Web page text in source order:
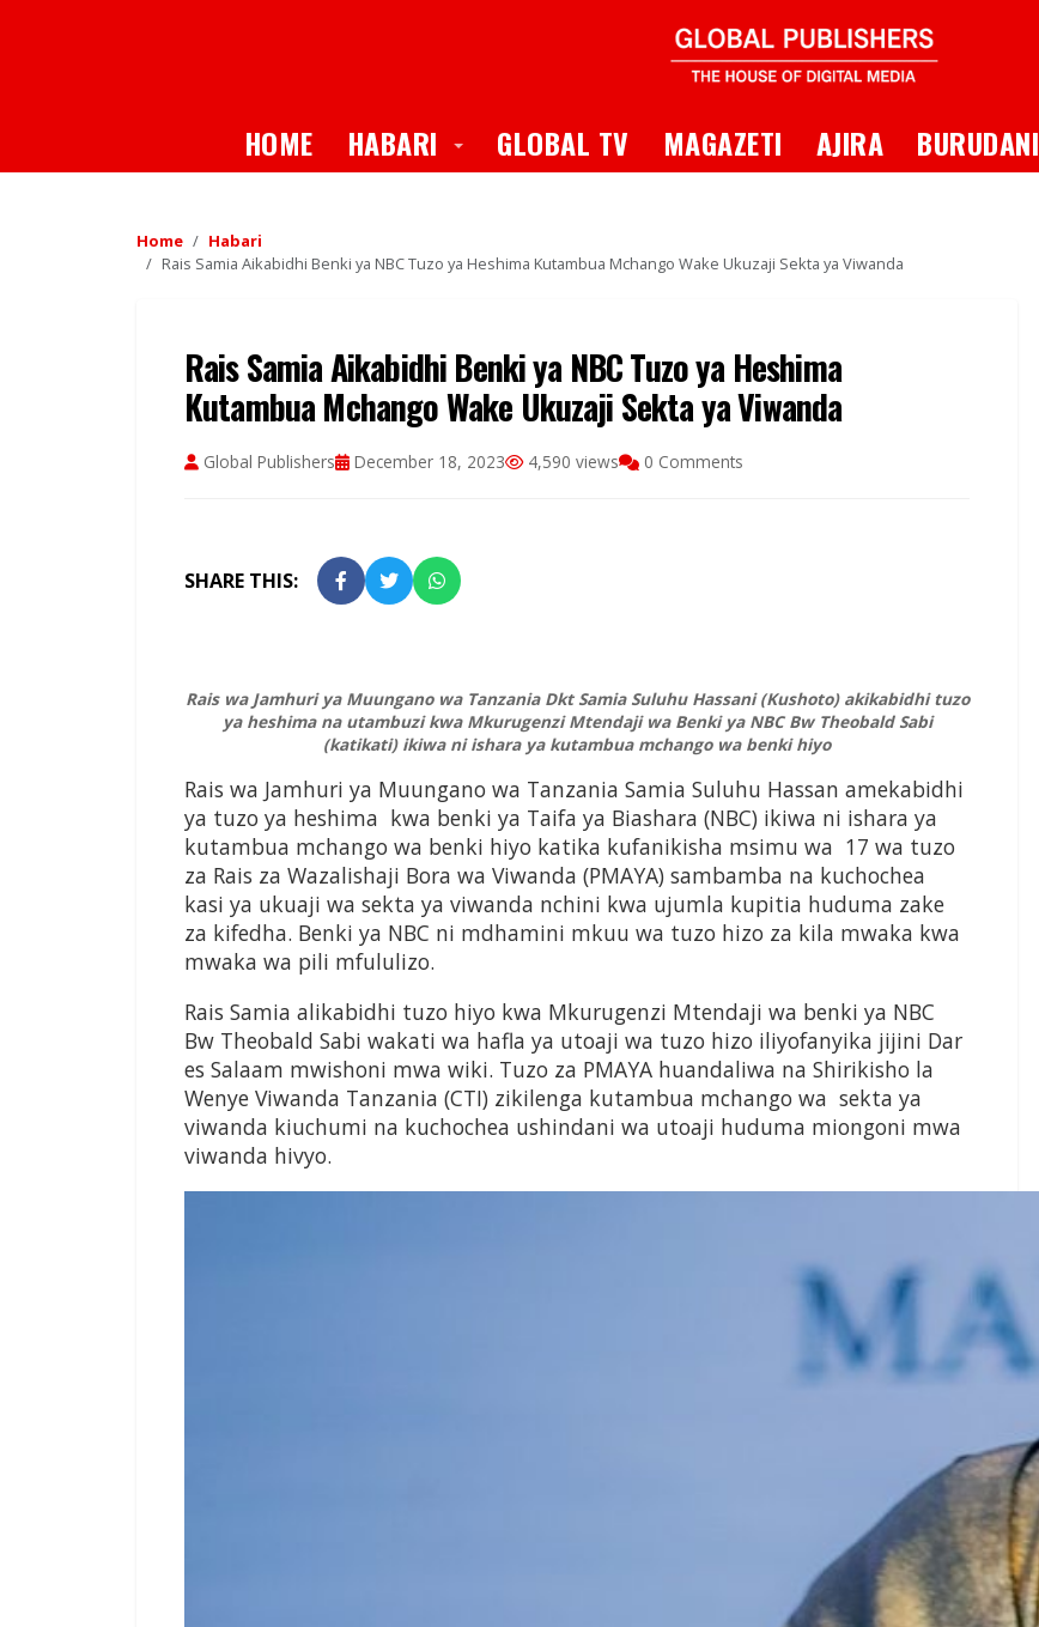
HOME HABARI Toggle Dropdown
GLOBAL TV MAGAZETI AJIRA BURUDANI
Home
Habari
Rais Samia Aikabidhi Benki ya NBC Tuzo ya Heshima Kutambua Mchango Wake Ukuzaji Sekta ya Viwanda
Rais Samia Aikabidhi Benki ya NBC Tuzo ya Heshima
Kutambua Mchango Wake Ukuzaji Sekta ya Viwanda
Global Publishers December 18, 2023 4,590 views 0 Comments
SHARE THIS:
Rais wa Jamhuri ya Muungano wa Tanzania Dkt Samia Suluhu Hassani (Kushoto) akikabidhi tuzo
ya heshima na utambuzi kwa Mkurugenzi Mtendaji wa Benki ya NBC Bw Theobald Sabi
(katikati) ikiwa ni ishara ya kutambua mchango wa benki hiyo
Rais wa Jamhuri ya Muungano wa Tanzania Samia Suluhu Hassan amekabidhi
ya tuzo ya heshima kwa benki ya Taifa ya Biashara (NBC) ikiwa ni ishara ya
kutambua mchango wa benki hiyo katika kufanikisha msimu wa 17 wa tuzo
za Rais za Wazalishaji Bora wa Viwanda (PMAYA) sambamba na kuchochea
kasi ya ukuaji wa sekta ya viwanda nchini kwa ujumla kupitia huduma zake
za kifedha. Benki ya NBC ni mdhamini mkuu wa tuzo hizo za kila mwaka kwa
mwaka wa pili mfululizo.
Rais Samia alikabidhi tuzo hiyo kwa Mkurugenzi Mtendaji wa benki ya NBC
Bw Theobald Sabi wakati wa hafla ya utoaji wa tuzo hizo iliyofanyika jijini Dar
es Salaam mwishoni mwa wiki. Tuzo za PMAYA huandaliwa na Shirikisho la
Wenye Viwanda Tanzania (CTI) zikilenga kutambua mchango wa sekta ya
viwanda kiuchumi na kuchochea ushindani wa utoaji huduma miongoni mwa
viwanda hivyo.